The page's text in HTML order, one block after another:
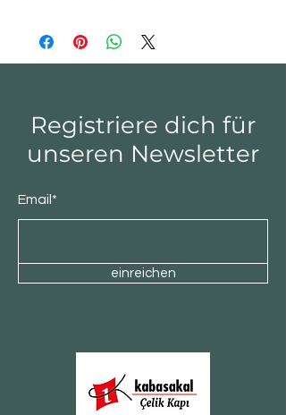
Registriere dich für
unseren Newsletter
Email*
einreichen